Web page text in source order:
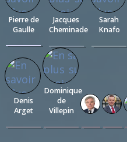
Pierre de
Gaulle
0.25
%
(2)
Jacques
Cheminade
0.13
%
(1)
Sarah
Knafo
0.13
Denis
Arget
0.13
Dominique
de
Villepin
0.13
0.13
0.13